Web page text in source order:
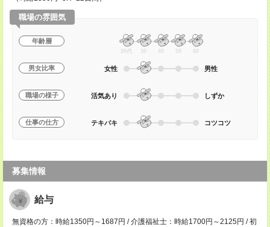
職場の雰囲気
年齢層
20代 30 40 50 60
男女比率 女性 男性
職場の様子 活気あり しずか
仕事の仕方 テキパキ コツコツ
募集情報
給与
無資格の方：時給1350円～1687円 / 介護福祉士：時給1700円～2125円 / 初